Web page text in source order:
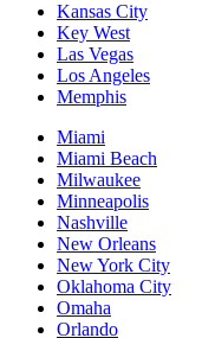
Kansas City
Key West
Las Vegas
Los Angeles
Memphis
Miami
Miami Beach
Milwaukee
Minneapolis
Nashville
New Orleans
New York City
Oklahoma City
Omaha
Orlando